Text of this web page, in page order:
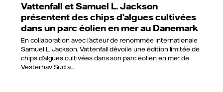
Vattenfall et Samuel L. Jackson
présentent des chips d’algues cultivées
dans un parc éolien en mer au Danemark
En collaboration avec l’acteur de renommée internationale
Samuel L. Jackson, Vattenfall dévoile une édition limitée de
chips d’algues cultivées dans son parc éolien en mer de
Vesterhav Sud a...